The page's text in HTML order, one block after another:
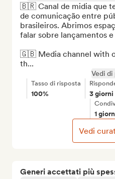
Generi accettati più
🇧🇷 Canal de midia que
de comunicação entre
brasileiros. Abrimos
falar sobre lançamentos
🇬🇧 Media channel with
th...
Vedi di
Tasso di risposta
100% 3 giorni
1
Vedi